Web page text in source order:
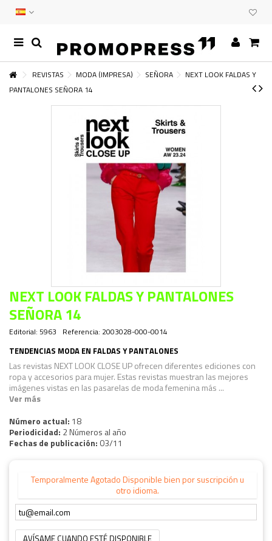
REVISTAS MODA (IMPRESA) SEÑORA
NEXT LOOK FALDAS Y
PANTALONES SEÑORA 14
NEXT LOOK FALDAS Y PANTALONES
SEÑORA 14
Editorial: 5963 Referencia: 2003028-000-0014
TENDENCIAS MODA EN FALDAS Y PANTALONES
Las revistas NEXT LOOK CLOSE UP ofrecen diferentes ediciones con
ropa y accesorios para mujer. Estas revistas muestran las mejores
imágenes vistas en las pasarelas de moda femenina más ...
Ver más
Número actual: 18
Periodicidad: 2 Números al año
Fechas de publicación: 03/11
Temporalmente Agotado Disponible bien por suscripción u
otro idioma.
AVÍSAME CUANDO ESTÉ DISPONIBLE